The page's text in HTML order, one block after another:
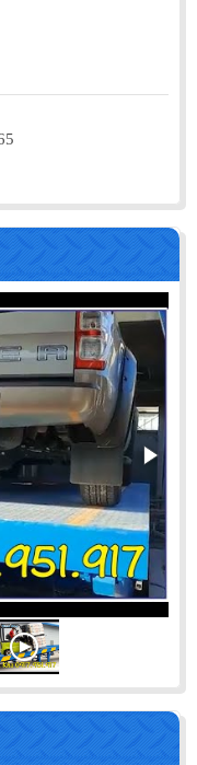
HÀNG LÊN
pháp đóng hàng lên
quả nhất
NÂNG THỦY LỰC
của bàn nâng thủy lực
nghề.
LỰC MINI